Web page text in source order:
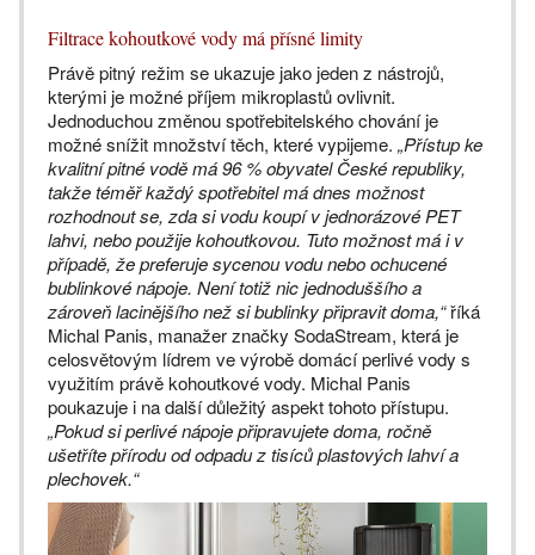
Filtrace kohoutkové vody má přísné limity
Právě pitný režim se ukazuje jako jeden z nástrojů,
kterými je možné příjem mikroplastů ovlivnit.
Jednoduchou změnou spotřebitelského chování je
možné snížit množství těch, které vypijeme. „Přístup ke
kvalitní pitné vodě má 96 % obyvatel České republiky,
takže téměř každý spotřebitel má dnes možnost
rozhodnout se, zda si vodu koupí v jednorázové PET
lahvi, nebo použije kohoutkovou. Tuto možnost má i v
případě, že preferuje sycenou vodu nebo ochucené
bublinkové nápoje. Není totiž nic jednoduššího a
zároveň lacinějšího než si bublinky připravit doma,“říká
Michal Panis, manažer značky SodaStream, která je
celosvětovým lídrem ve výrobě domácí perlivé vody s
využitím právě kohoutkové vody. Michal Panis
poukazuje i na další důležitý aspekt tohoto přístupu.
„Pokud si perlivé nápoje připravujete doma, ročně
ušetříte přírodu od odpadu z tisíců plastových lahví a
plechovek.“